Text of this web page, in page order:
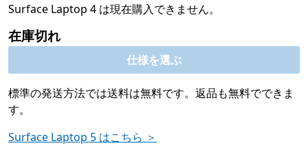
Surface Laptop 4 は現在購入できません。
在庫切れ
仕様を選ぶ
標準の発送方法では送料は無料です。返品も無料でできま
す。
Surface Laptop 5 はこちら ＞